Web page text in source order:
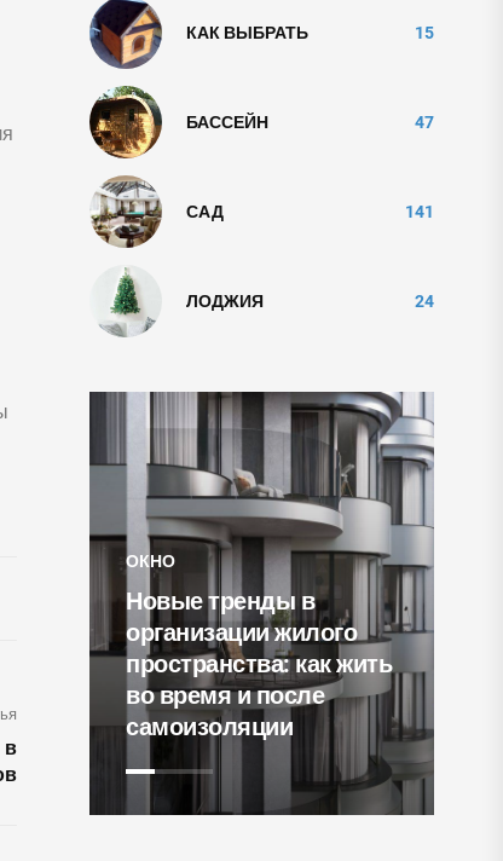
в
КАК ВЫБРАТЬ 15
БАССЕЙН 47
САД 141
ЛОДЖИЯ 24
ОКНО
Новые тренды в
организации жилого
пространства: как жить
во время и после
самоизоляции